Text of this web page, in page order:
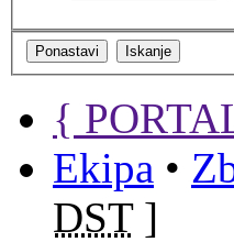
{
Ekipa •
DST]